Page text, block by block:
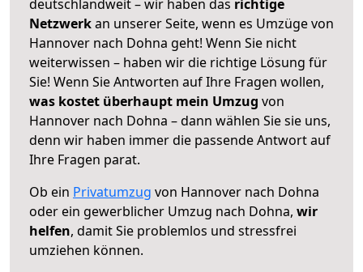
deutschlandweit – wir haben das richtige
Netzwerkan unserer Seite, wenn es Umzüge von
Hannover nach Dohna geht! Wenn Sie nicht
weiterwissen – haben wir die richtige Lösung für
Sie! Wenn Sie Antworten auf Ihre Fragen wollen,
was kostet überhaupt mein Umzug von
Hannover nach Dohna – dann wählen Sie sie uns,
denn wir haben immer die passende Antwort auf
Ihre Fragen parat.
Ob ein Privatumzug von Hannover nach Dohna
oder ein gewerblicher Umzug nach Dohna, wir
helfen, damit Sie problemlos und stressfrei
umziehen können.